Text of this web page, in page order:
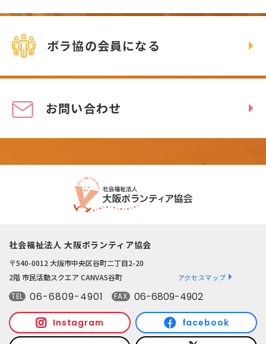
ボラ協の会員になる
お問い合わせ
社会福祉法人 大阪ボランティア協会
〒540-0012 大阪市中央区谷町二丁目2-20
2階 市民活動スクエア CANVAS谷町
アクセスマップ
TEL 06-6809-4901 FAX 06-6809-4902
Instagram facebook